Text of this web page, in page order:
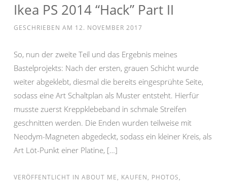
Ikea PS 2014 “Hack” Part II
GESCHRIEBEN AM 12. NOVEMBER 2017
So, nun der zweite Teil und das Ergebnis meines
Bastelprojekts: Nach der ersten, grauen Schicht wurde
weiter abgeklebt, diesmal die bereits eingesprühte Seite,
sodass eine Art Schaltplan als Muster entsteht. Hierfür
musste zuerst Kreppklebeband in schmale Streifen
geschnitten werden. Die Enden wurden teilweise mit
Neodym-Magneten abgedeckt, sodass ein kleiner Kreis, als
Art Löt-Punkt einer Platine, […]
VERÖFFENTLICHT IN ABOUT ME, KAUFEN, PHOTOS,